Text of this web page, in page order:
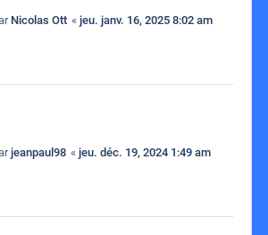
Nicolas Ott « jeu. janv. 16, 2025 8:02 am
jeanpaul98 « jeu. déc. 19, 2024 1:49 am